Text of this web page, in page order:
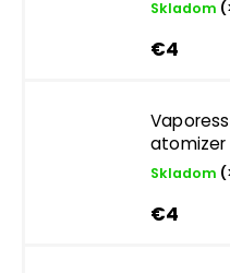
Skladom
€4
atomizer
Skladom
€4